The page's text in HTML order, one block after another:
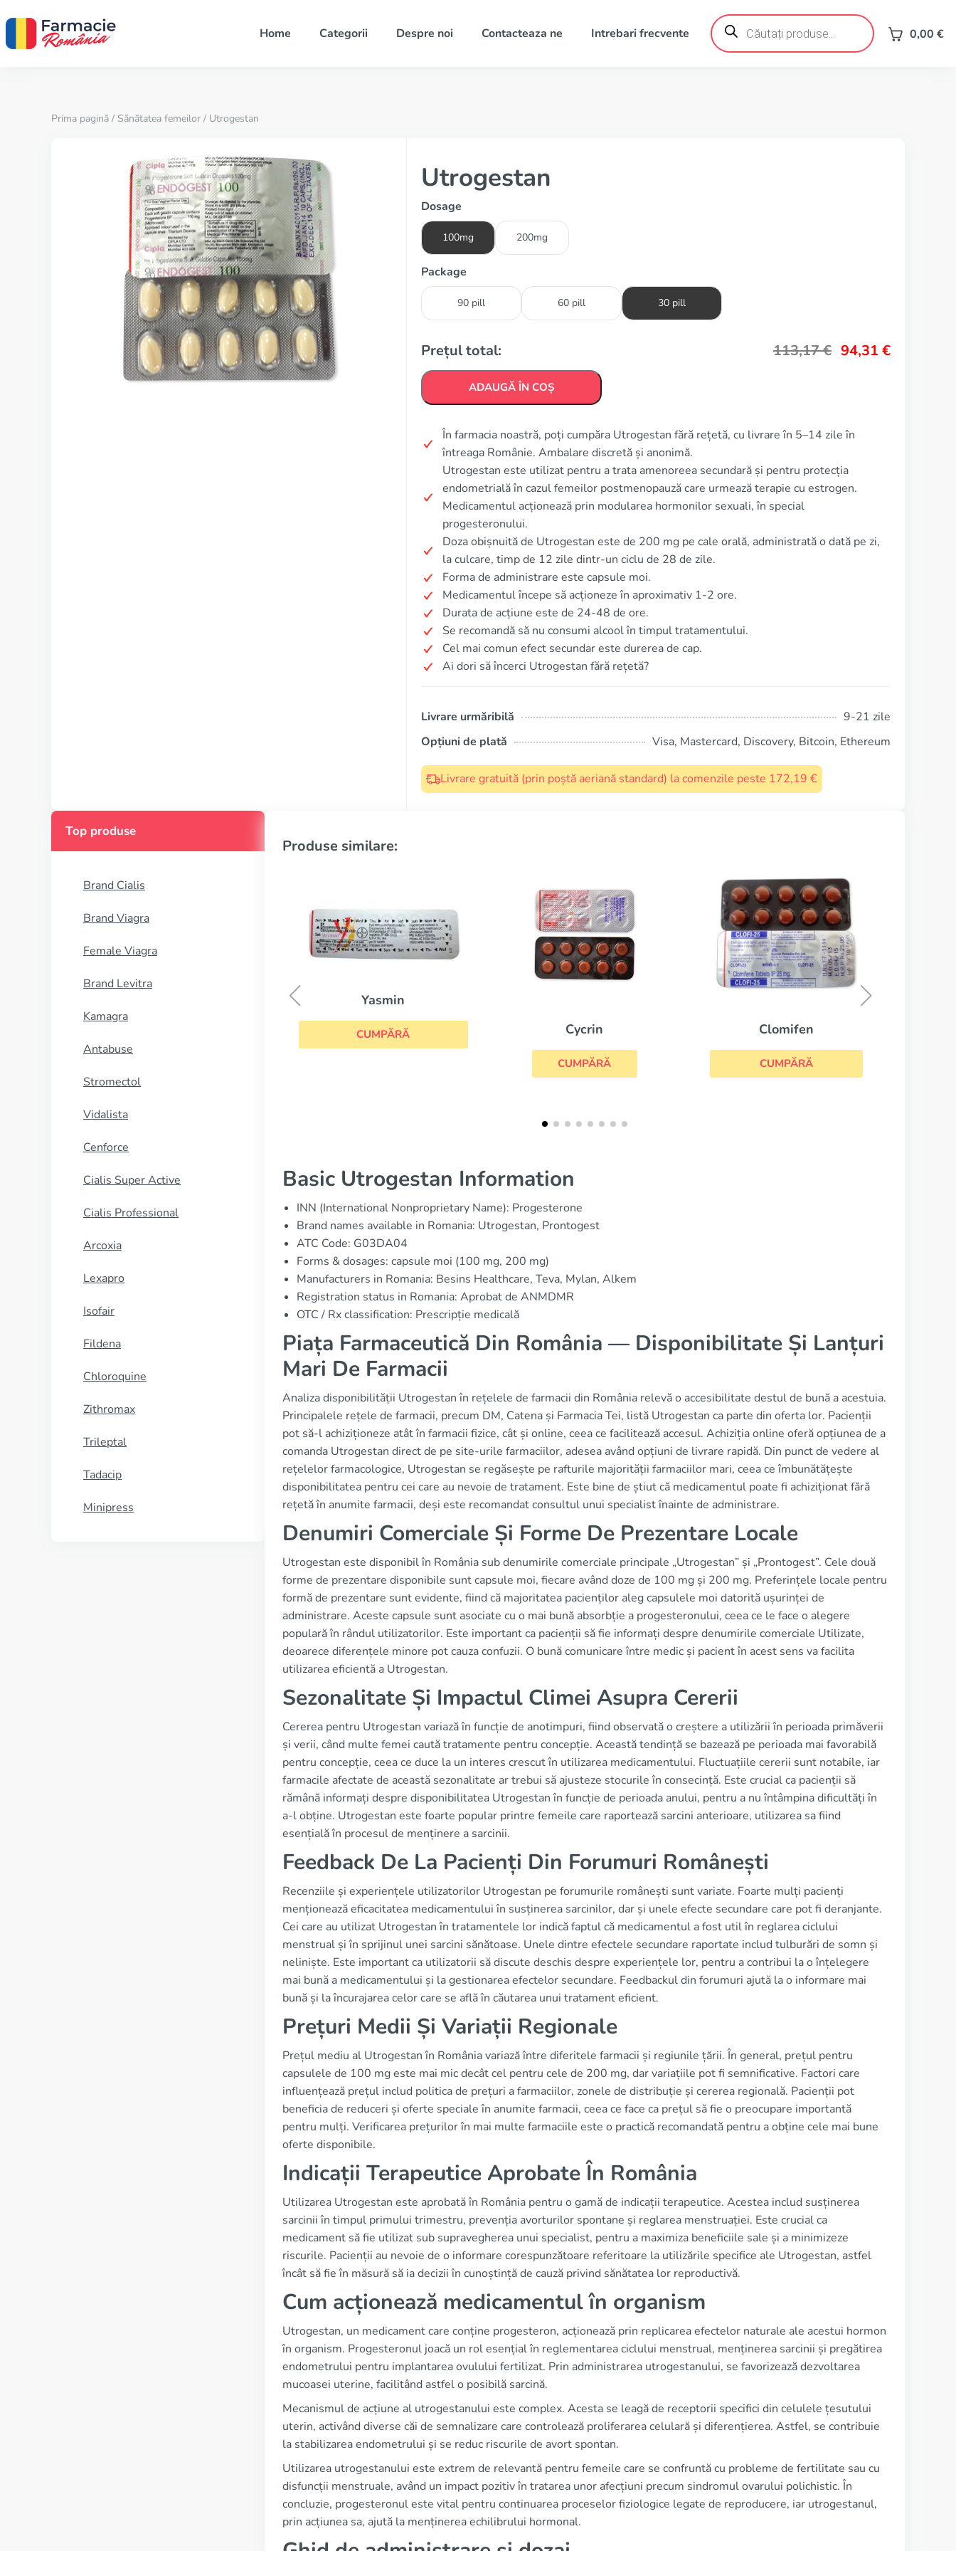
Home Categorii Despre noi Contacteaza ne Intrebari frecvente
Products
search 0,00 €
Prima pagină / Sănătatea femeilor / Utrogestan
Utrogestan
Dosage
100mg 200mg
Package
90 pill 60 pill 30 pill
Prețul total: 113,17€ 94,31 €
ADAUGĂ ÎN COȘ
În farmacia noastră, poți cumpăra Utrogestan fără rețetă, cu livrare în 5–14 zile în
întreaga Românie. Ambalare discretă și anonimă.
Utrogestan este utilizat pentru a trata amenoreea secundară și pentru protecția
endometrială în cazul femeilor postmenopauză care urmează terapie cu estrogen.
Medicamentul acționează prin modularea hormonilor sexuali, în special
progesteronului.
Doza obișnuită de Utrogestan este de 200 mg pe cale orală, administrată o dată pe zi,
la culcare, timp de 12 zile dintr-un ciclu de 28 de zile.
Forma de administrare este capsule moi.
Medicamentul începe să acționeze în aproximativ 1-2 ore.
Durata de acțiune este de 24-48 de ore.
Se recomandă să nu consumi alcool în timpul tratamentului.
Cel mai comun efect secundar este durerea de cap.
Ai dori să încerci Utrogestan fără rețetă?
Livrare urmăribilă
9-21 zile
Opțiuni de plată
Visa, Mastercard, Discovery, Bitcoin, Ethereum
Livrare gratuită (prin poștă aeriană standard) la comenzile peste 172,19 €
Top produse
Brand Cialis
Brand Viagra
Female Viagra
Brand Levitra
Kamagra
Antabuse
Stromectol
Vidalista
Cenforce
Cialis Super Active
Cialis Professional
Arcoxia
Lexapro
Isofair
Fildena
Chloroquine
Zithromax
Trileptal
Tadacip
Minipress
Produse similare:
Cycrin Clomifen
CUMPĂRĂ
Cyklokapron
Basic Utrogestan Information
INN (International Nonproprietary Name): Progesterone
Brand names available in Romania: Utrogestan, Prontogest
ATC Code: G03DA04
Forms & dosages: capsule moi (100 mg, 200 mg)
Manufacturers in Romania: Besins Healthcare, Teva, Mylan, Alkem
Registration status in Romania: Aprobat de ANMDMR
OTC / Rx classification: Prescripție medicală
Piața Farmaceutică Din România — Disponibilitate Și Lanțuri
Mari De Farmacii
Analiza disponibilității Utrogestan în rețelele de farmacii din România relevă o accesibilitate destul de bună a acestuia.
Principalele rețele de farmacii, precum DM, Catena și Farmacia Tei, listă Utrogestan ca parte din oferta lor. Pacienții
pot să-l achiziționeze atât în farmacii fizice, cât și online, ceea ce facilitează accesul. Achiziția online oferă opțiunea de a
comanda Utrogestan direct de pe site-urile farmaciilor, adesea având opțiuni de livrare rapidă. Din punct de vedere al
rețelelor farmacologice, Utrogestan se regăsește pe rafturile majorității farmaciilor mari, ceea ce îmbunătățește
disponibilitatea pentru cei care au nevoie de tratament. Este bine de știut că medicamentul poate fi achiziționat fără
rețetă în anumite farmacii, deși este recomandat consultul unui specialist înainte de administrare.
Denumiri Comerciale Și Forme De Prezentare Locale
Utrogestan este disponibil în România sub denumirile comerciale principale „Utrogestan” și „Prontogest”. Cele două
forme de prezentare disponibile sunt capsule moi, fiecare având doze de 100 mg și 200 mg. Preferințele locale pentru
formă de prezentare sunt evidente, fiind că majoritatea pacienților aleg capsulele moi datorită ușurinței de
administrare. Aceste capsule sunt asociate cu o mai bună absorbție a progesteronului, ceea ce le face o alegere
populară în rândul utilizatorilor. Este important ca pacienții să fie informați despre denumirile comerciale Utilizate,
deoarece diferențele minore pot cauza confuzii. O bună comunicare între medic și pacient în acest sens va facilita
utilizarea eficientă a Utrogestan.
Sezonalitate Și Impactul Climei Asupra Cererii
Cererea pentru Utrogestan variază în funcție de anotimpuri, fiind observată o creștere a utilizării în perioada primăverii
și verii, când multe femei caută tratamente pentru concepție. Această tendință se bazează pe perioada mai favorabilă
pentru concepție, ceea ce duce la un interes crescut în utilizarea medicamentului. Fluctuațiile cererii sunt notabile, iar
farmacile afectate de această sezonalitate ar trebui să ajusteze stocurile în consecință. Este crucial ca pacienții să
rămână informați despre disponibilitatea Utrogestan în funcție de perioada anului, pentru a nu întâmpina dificultăți în
a-l obține. Utrogestan este foarte popular printre femeile care raportează sarcini anterioare, utilizarea sa fiind
esențială în procesul de menținere a sarcinii.
Feedback De La Pacienți Din Forumuri Românești
Recenziile și experiențele utilizatorilor Utrogestan pe forumurile românești sunt variate. Foarte mulți pacienți
menționează eficacitatea medicamentului în susținerea sarcinilor, dar și unele efecte secundare care pot fi deranjante.
Cei care au utilizat Utrogestan în tratamentele lor indică faptul că medicamentul a fost util în reglarea ciclului
menstrual și în sprijinul unei sarcini sănătoase. Unele dintre efectele secundare raportate includ tulburări de somn și
neliniște. Este important ca utilizatorii să discute deschis despre experiențele lor, pentru a contribui la o înțelegere
mai bună a medicamentului și la gestionarea efectelor secundare. Feedbackul din forumuri ajută la o informare mai
bună și la încurajarea celor care se află în căutarea unui tratament eficient.
Prețuri Medii Și Variații Regionale
Prețul mediu al Utrogestan în România variază între diferitele farmacii și regiunile țării. În general, prețul pentru
capsulele de 100 mg este mai mic decât cel pentru cele de 200 mg, dar variațiile pot fi semnificative. Factori care
influențează prețul includ politica de prețuri a farmaciilor, zonele de distribuție și cererea regională. Pacienții pot
beneficia de reduceri și oferte speciale în anumite farmacii, ceea ce face ca prețul să fie o preocupare importantă
pentru mulți. Verificarea prețurilor în mai multe farmaciile este o practică recomandată pentru a obține cele mai bune
oferte disponibile.
Indicații Terapeutice Aprobate În România
Utilizarea Utrogestan este aprobată în România pentru o gamă de indicații terapeutice. Acestea includ susținerea
sarcinii în timpul primului trimestru, prevenția avorturilor spontane și reglarea menstruației. Este crucial ca
medicament să fie utilizat sub supravegherea unui specialist, pentru a maximiza beneficiile sale și a minimizeze
riscurile. Pacienții au nevoie de o informare corespunzătoare referitoare la utilizările specifice ale Utrogestan, astfel
încât să fie în măsură să ia decizii în cunoștință de cauză privind sănătatea lor reproductivă.
Cum acționează medicamentul în organism
Utrogestan, un medicament care conține progesteron, acționează prin replicarea efectelor naturale ale acestui hormon
în organism. Progesteronul joacă un rol esențial în reglementarea ciclului menstrual, menținerea sarcinii și pregătirea
endometrului pentru implantarea ovulului fertilizat. Prin administrarea utrogestanului, se favorizează dezvoltarea
mucoasei uterine, facilitând astfel o posibilă sarcină.
Mecanismul de acțiune al utrogestanului este complex. Acesta se leagă de receptorii specifici din celulele țesutului
uterin, activând diverse căi de semnalizare care controlează proliferarea celulară și diferențierea. Astfel, se contribuie
la stabilizarea endometrului și se reduc riscurile de avort spontan.
Utilizarea utrogestanului este extrem de relevantă pentru femeile care se confruntă cu probleme de fertilitate sau cu
disfuncții menstruale, având un impact pozitiv în tratarea unor afecțiuni precum sindromul ovarului polichistic. În
concluzie, progesteronul este vital pentru continuarea proceselor fiziologice legate de reproducere, iar utrogestanul,
prin acțiunea sa, ajută la menținerea echilibrului hormonal.